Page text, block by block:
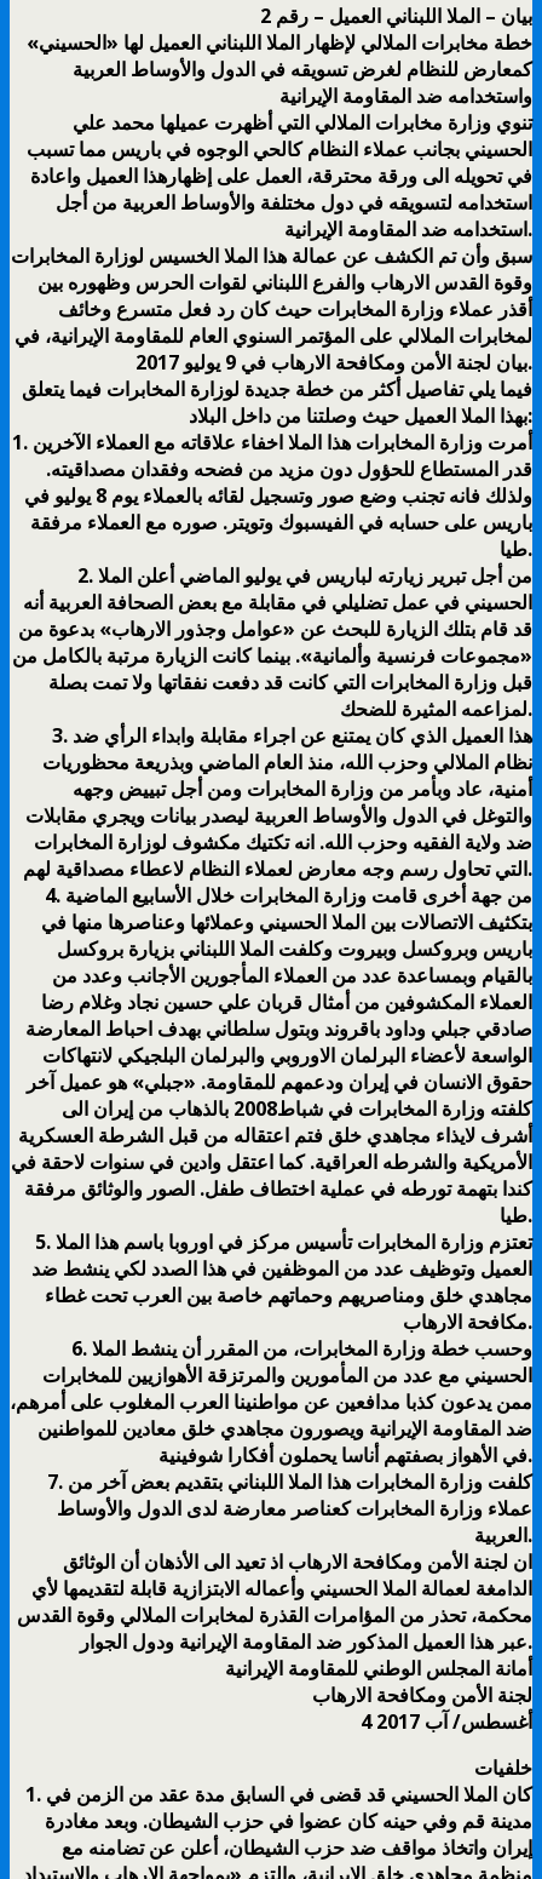
بيان – الملا اللبناني العميل – رقم 2
خطة مخابرات الملالي لإظهار الملا اللبناني العميل لها «الحسيني»
كمعارض للنظام لغرض تسويقه في الدول والأوساط العربية
واستخدامه ضد المقاومة الإيرانية
تنوي وزارة مخابرات الملالي التي أظهرت عميلها محمد علي
الحسيني بجانب عملاء النظام كالحي الوجوه في باريس مما تسبب
في تحويله الى ورقة محترقة، العمل على إظهارهذا العميل واعادة
استخدامه لتسويقه في دول مختلفة والأوساط العربية من أجل
استخدامه ضد المقاومة الإيرانية.
سبق وأن تم الكشف عن عمالة هذا الملا الخسيس لوزارة المخابرات
وقوة القدس الارهاب والفرع اللبناني لقوات الحرس وظهوره بين
أقذر عملاء وزارة المخابرات حيث كان رد فعل متسرع وخائف
لمخابرات الملالي على المؤتمر السنوي العام للمقاومة الإيرانية، في
بيان لجنة الأمن ومكافحة الارهاب في 9 يوليو 2017.
فيما يلي تفاصيل أكثر من خطة جديدة لوزارة المخابرات فيما يتعلق
بهذا الملا العميل حيث وصلتنا من داخل البلاد:
1. أمرت وزارة المخابرات هذا الملا اخفاء علاقاته مع العملاء الآخرين
قدر المستطاع للحؤول دون مزيد من فضحه وفقدان مصداقيته.
ولذلك فانه تجنب وضع صور وتسجيل لقائه بالعملاء يوم 8 يوليو في
باريس على حسابه في الفيسبوك وتويتر. صوره مع العملاء مرفقة
طيا.
2. من أجل تبرير زيارته لباريس في يوليو الماضي أعلن الملا
الحسيني في عمل تضليلي في مقابلة مع بعض الصحافة العربية أنه
قد قام بتلك الزيارة للبحث عن «عوامل وجذور الارهاب» بدعوة من
«مجموعات فرنسية وألمانية». بينما كانت الزيارة مرتبة بالكامل من
قبل وزارة المخابرات التي كانت قد دفعت نفقاتها ولا تمت بصلة
لمزاعمه المثيرة للضحك.
3. هذا العميل الذي كان يمتنع عن اجراء مقابلة وابداء الرأي ضد
نظام الملالي وحزب الله، منذ العام الماضي وبذريعة محظوريات
أمنية، عاد وبأمر من وزارة المخابرات ومن أجل تبييض وجهه
والتوغل في الدول والأوساط العربية ليصدر بيانات ويجري مقابلات
ضد ولاية الفقيه وحزب الله. انه تكتيك مكشوف لوزارة المخابرات
التي تحاول رسم وجه معارض لعملاء النظام لاعطاء مصداقية لهم.
4. من جهة أخرى قامت وزارة المخابرات خلال الأسابيع الماضية
بتكثيف الاتصالات بين الملا الحسيني وعملائها وعناصرها منها في
باريس وبروكسل وبيروت وكلفت الملا اللبناني بزيارة بروكسل
بالقيام وبمساعدة عدد من العملاء المأجورين الأجانب وعدد من
العملاء المكشوفين من أمثال قربان علي حسين نجاد وغلام رضا
صادقي جبلي وداود باقروند وبتول سلطاني بهدف احباط المعارضة
الواسعة لأعضاء البرلمان الاوروبي والبرلمان البلجيكي لانتهاكات
حقوق الانسان في إيران ودعمهم للمقاومة. «جبلي» هو عميل آخر
كلفته وزارة المخابرات في شباط2008 بالذهاب من إيران الى
أشرف لايذاء مجاهدي خلق فتم اعتقاله من قبل الشرطة العسكرية
الأمريكية والشرطه العراقية. كما اعتقل وادين في سنوات لاحقة في
كندا بتهمة تورطه في عملية اختطاف طفل. الصور والوثائق مرفقة
طيا.
5. تعتزم وزارة المخابرات تأسيس مركز في اوروبا باسم هذا الملا
العميل وتوظيف عدد من الموظفين في هذا الصدد لكي ينشط ضد
مجاهدي خلق ومناصريهم وحماتهم خاصة بين العرب تحت غطاء
مكافحة الارهاب.
6. وحسب خطة وزارة المخابرات، من المقرر أن ينشط الملا
الحسيني مع عدد من المأمورين والمرتزقة الأهوازيين للمخابرات
ممن يدعون كذبا مدافعين عن مواطنينا العرب المغلوب على أمرهم،
ضد المقاومة الإيرانية ويصورون مجاهدي خلق معادين للمواطنين
في الأهواز بصفتهم أناسا يحملون أفكارا شوفينية.
7. كلفت وزارة المخابرات هذا الملا اللبناني بتقديم بعض آخر من
عملاء وزارة المخابرات كعناصر معارضة لدى الدول والأوساط
العربية.
ان لجنة الأمن ومكافحة الارهاب اذ تعيد الى الأذهان أن الوثائق
الدامغة لعمالة الملا الحسيني وأعماله الابتزازية قابلة لتقديمها لأي
محكمة، تحذر من المؤامرات القذرة لمخابرات الملالي وقوة القدس
عبر هذا العميل المذكور ضد المقاومة الإيرانية ودول الجوار.
أمانة المجلس الوطني للمقاومة الإيرانية
لجنة الأمن ومكافحة الارهاب
4 أغسطس/ آب 2017
خلفيات
1. كان الملا الحسيني قد قضى في السابق مدة عقد من الزمن في
مدينة قم وفي حينه كان عضوا في حزب الشيطان. وبعد مغادرة
إيران واتخاذ مواقف ضد حزب الشيطان، أعلن عن تضامنه مع